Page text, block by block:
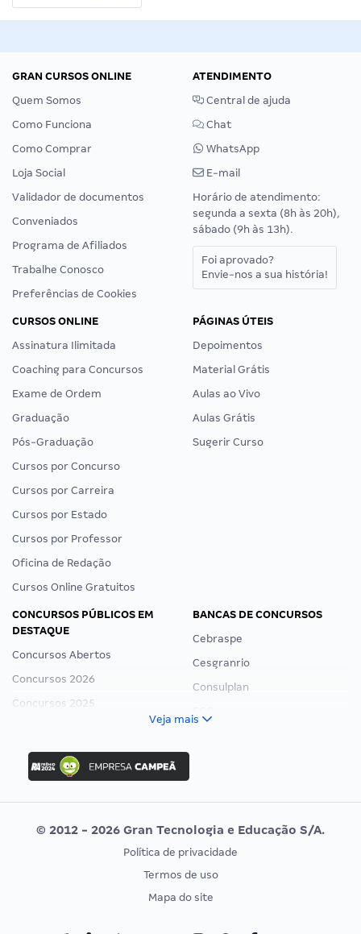
GRAN CURSOS ONLINE
Quem Somos
Como Funciona
Como Comprar
Loja Social
Validador de documentos
Conveniados
Programa de Afiliados
Trabalhe Conosco
Preferências de Cookies
ATENDIMENTO
Central de ajuda
Chat
WhatsApp
E-mail
Horário de atendimento:
segunda a sexta (8h às 20h),
sábado (9h às 13h).
Foi aprovado?
Envie-nos a sua história!
CURSOS ONLINE
Assinatura Ilimitada
Coaching para Concursos
Exame de Ordem
Graduação
Pós-Graduação
Cursos por Concurso
Cursos por Carreira
Cursos por Estado
Cursos por Professor
Oficina de Redação
Cursos Online Gratuitos
PÁGINAS ÚTEIS
Depoimentos
Material Grátis
Aulas ao Vivo
Aulas Grátis
Sugerir Curso
CONCURSOS PÚBLICOS EM
DESTAQUE
Concursos Abertos
Concursos 2026
Concursos 2025
Concurso Ibama
Concurso MPU
Editais publicados
BANCAS DE CONCURSOS
Cebraspe
Cesgranrio
Consulplan
Vunesp
CONCURSOS POR PROFISSÃO
EXAME DE ORDEM
Veja mais
© 2012 - 2026 Gran Tecnologia e Educação S/A.
Política de privacidade
Termos de uso
Mapa do site